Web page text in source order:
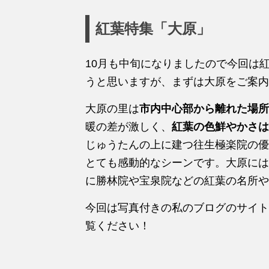
紅葉特集「大原」
10月も中旬になりましたので今回は
うと思いますが、まずは大原をご案
大原の里は市内中心部から離れた場所
暖の差が激しく、 紅葉の色鮮やかさ
じゅうたんの上に建つ往生極楽院の
とても感動的なシーンです。大原に
に勝林院や宝泉院などの紅葉の名所
今回は写真付きの私のブログのサイ
覧ください！